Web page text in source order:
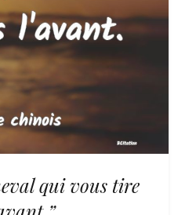
qui vous tire